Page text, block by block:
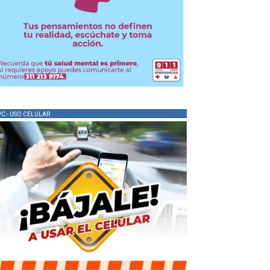
- USO CELULAR